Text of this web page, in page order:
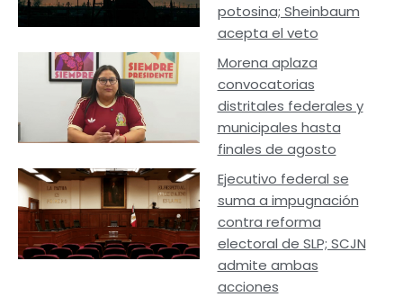
potosina; Sheinbaum
acepta el veto
Morena aplaza
convocatorias
distritales federales y
municipales hasta
finales de agosto
Ejecutivo federal se
suma a impugnación
contra reforma
electoral de SLP; SCJN
admite ambas
acciones